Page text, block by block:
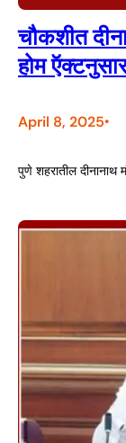
चौकशीत
होम
April 8, 2025•
पुणे शहरातील